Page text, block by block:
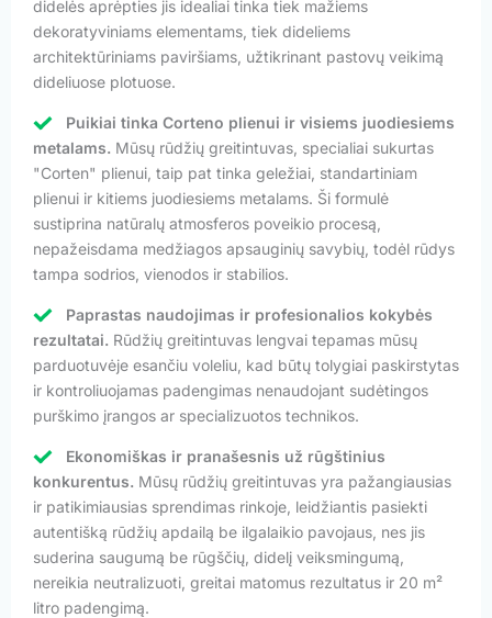
didelės aprėpties jis idealiai tinka tiek mažiems
dekoratyviniams elementams, tiek dideliems
architektūriniams paviršiams, užtikrinant pastovų veikimą
dideliuose plotuose.
Puikiai tinka Corteno plienui ir visiems juodiesiems
metalams. Mūsų rūdžių greitintuvas, specialiai sukurtas
"Corten" plienui, taip pat tinka geležiai, standartiniam
plienui ir kitiems juodiesiems metalams. Ši formulė
sustiprina natūralų atmosferos poveikio procesą,
nepažeisdama medžiagos apsauginių savybių, todėl rūdys
tampa sodrios, vienodos ir stabilios.
Paprastas naudojimas ir profesionalios kokybės
rezultatai. Rūdžių greitintuvas lengvai tepamas mūsų
parduotuvėje esančiu voleliu, kad būtų tolygiai paskirstytas
ir kontroliuojamas padengimas nenaudojant sudėtingos
purškimo įrangos ar specializuotos technikos.
Ekonomiškas ir pranašesnis už rūgštinius
konkurentus. Mūsų rūdžių greitintuvas yra pažangiausias
ir patikimiausias sprendimas rinkoje, leidžiantis pasiekti
autentišką rūdžių apdailą be ilgalaikio pavojaus, nes jis
suderina saugumą be rūgščių, didelį veiksmingumą,
nereikia neutralizuoti, greitai matomus rezultatus ir 20 m²
litro padengimą.